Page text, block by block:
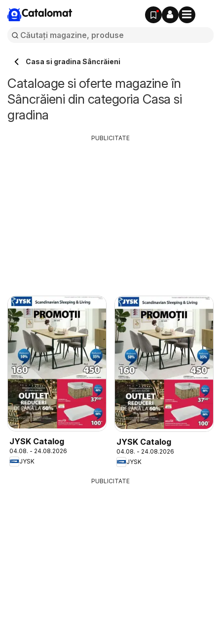
Catalomat
Casa si gradina Sâncrăieni
Cataloage si oferte magazine în
Sâncrăieni din categoria Casa si
gradina
JYSK Catalog
04.08. - 24.08.2026
JYSK
JYSK Catalog
04.08. - 24.08.2026
JYSK
PUBLICITATE
PUBLICITATE